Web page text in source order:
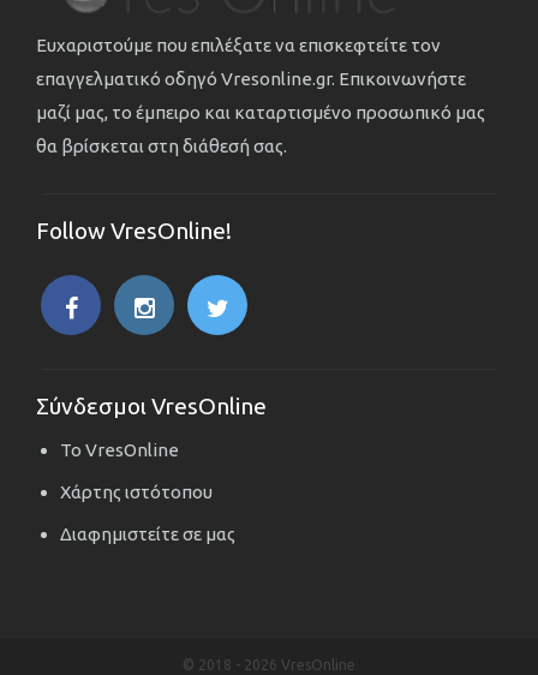
Ευχαριστούμε που επιλέξατε να επισκεφτείτε τον
επαγγελματικό οδηγό Vresonline.gr. Επικοινωνήστε
μαζί μας, το έμπειρο και καταρτισμένο προσωπικό μας
θα βρίσκεται στη διάθεσή σας.
Follow VresOnline!
Σύνδεσμοι VresOnline
Το VresOnline
Χάρτης ιστότοπου
Διαφημιστείτε σε μας
© 2018 - 2026 VresOnline